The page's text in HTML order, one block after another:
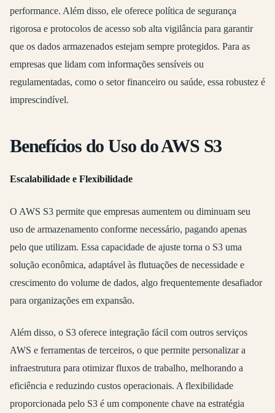
performance. Além disso, ele oferece política de segurança
rigorosa e protocolos de acesso sob alta vigilância para garantir
que os dados armazenados estejam sempre protegidos. Para as
empresas que lidam com informações sensíveis ou
regulamentadas, como o setor financeiro ou saúde, essa robustez é
imprescindível.
Benefícios do Uso do AWS S3
Escalabilidade e Flexibilidade
O AWS S3 permite que empresas aumentem ou diminuam seu
uso de armazenamento conforme necessário, pagando apenas
pelo que utilizam. Essa capacidade de ajuste torna o S3 uma
solução econômica, adaptável às flutuações de necessidade e
crescimento do volume de dados, algo frequentemente desafiador
para organizações em expansão.
Além disso, o S3 oferece integração fácil com outros serviços
AWS e ferramentas de terceiros, o que permite personalizar a
infraestrutura para otimizar fluxos de trabalho, melhorando a
eficiência e reduzindo custos operacionais. A flexibilidade
proporcionada pelo S3 é um componente chave na estratégia